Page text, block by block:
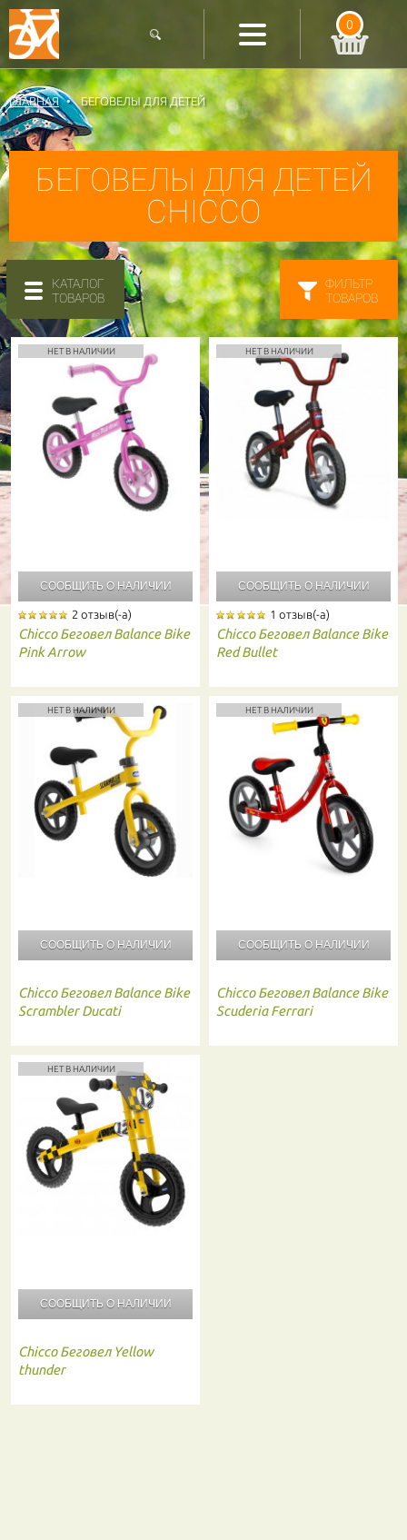
0
ГЛАВНАЯ БЕГОВЕЛЫ ДЛЯ ДЕТЕЙ
БЕГОВЕЛЫ ДЛЯ ДЕТЕЙ
CHICCO
КАТАЛОГ
ТОВАРОВ
ФИЛЬТР
ТОВАРОВ
НЕТ В НАЛИЧИИ
СООБЩИТЬ О НАЛИЧИИ
2 отзыв(-а)
Chicco Беговел Balance Bike
Pink Arrow
НЕТ В НАЛИЧИИ
СООБЩИТЬ О НАЛИЧИИ
1 отзыв(-а)
Chicco Беговел Balance Bike
Red Bullet
НЕТ В НАЛИЧИИ
СООБЩИТЬ О НАЛИЧИИ
Chicco Беговел Balance Bike
Scrambler Ducati
НЕТ В НАЛИЧИИ
СООБЩИТЬ О НАЛИЧИИ
Chicco Беговел Balance Bike
Scuderia Ferrari
НЕТ В НАЛИЧИИ
СООБЩИТЬ О НАЛИЧИИ
Chicco Беговел Yellow
thunder